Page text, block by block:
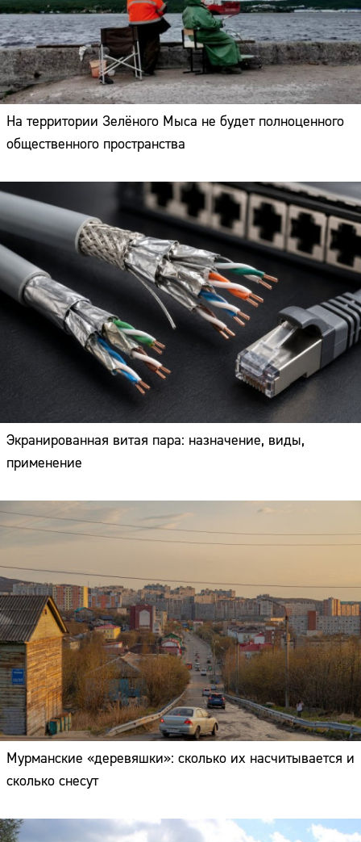
На территории Зелёного Мыса не будет полноценного
общественного пространства
Экранированная витая пара: назначение, виды,
применение
Мурманские «деревяшки»: сколько их насчитывается и
сколько снесут